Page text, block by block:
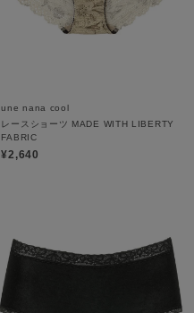
une nana cool
レースショーツ MADE WITH LIBERTY
FABRIC
¥2,640